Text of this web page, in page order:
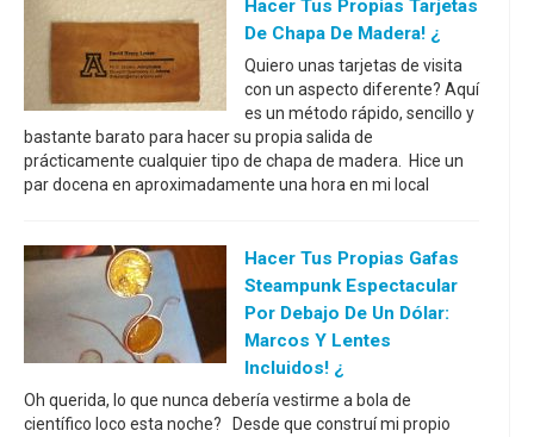
Hacer Tus Propias Tarjetas
De Chapa De Madera! ¿
Quiero unas tarjetas de visita
con un aspecto diferente? Aquí
es un método rápido, sencillo y
bastante barato para hacer su propia salida de
prácticamente cualquier tipo de chapa de madera. Hice un
par docena en aproximadamente una hora en mi local
Hacer Tus Propias Gafas
Steampunk Espectacular
Por Debajo De Un Dólar:
Marcos Y Lentes
Incluidos! ¿
Oh querida, lo que nunca debería vestirme a bola de
científico loco esta noche? Desde que construí mi propio